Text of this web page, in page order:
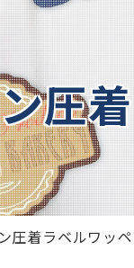
圧
圧着ラベルワッ